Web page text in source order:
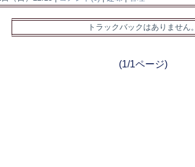
トラックバックはありません。
(1/1ページ)